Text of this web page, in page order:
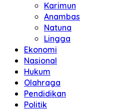
Karimun
Anambas
Natuna
Lingga
Ekonomi
Nasional
Hukum
Olahraga
Pendidikan
Politik